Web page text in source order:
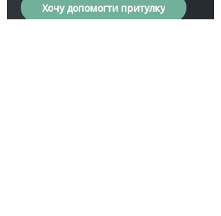
Хочу допомогти притулку